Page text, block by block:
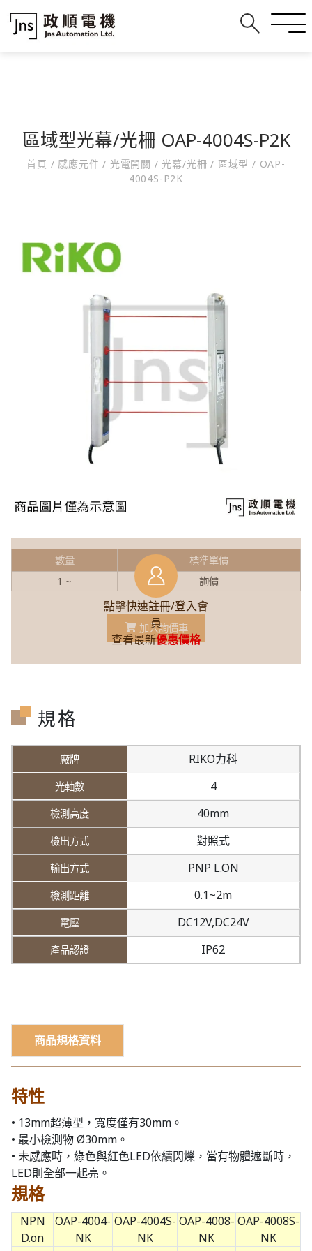
區域型光幕/光柵 OAP-4004S-P2K
首頁 / 感應元件/ 光電開關 / 光幕/光柵/ 區域型/ OAP-
4004S-P2K
點擊快速註冊/登入會
員
查看最新優惠價格
數量
標準單價
1 ~
詢價
加入詢價車
規格
RIKO力科
4
40mm
對照式
PNP L.ON
0.1~2m
DC12V,DC24V
IP62
商品規格資料
特性
• 13mm超薄型，寬度僅有30mm。
• 最小檢測物 Ø30mm。
• 未感應時，綠色與紅色LED依續閃爍，當有物體遮斷時，
LED則全部一起亮。
規格
NPN
D.on
OAP-4004-
NK
OAP-4004S-
NK
OAP-4008-
NK
OAP-4008S-
NK